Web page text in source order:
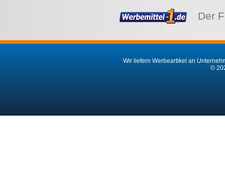
Der
Wir liefern Werbeartikel an
©